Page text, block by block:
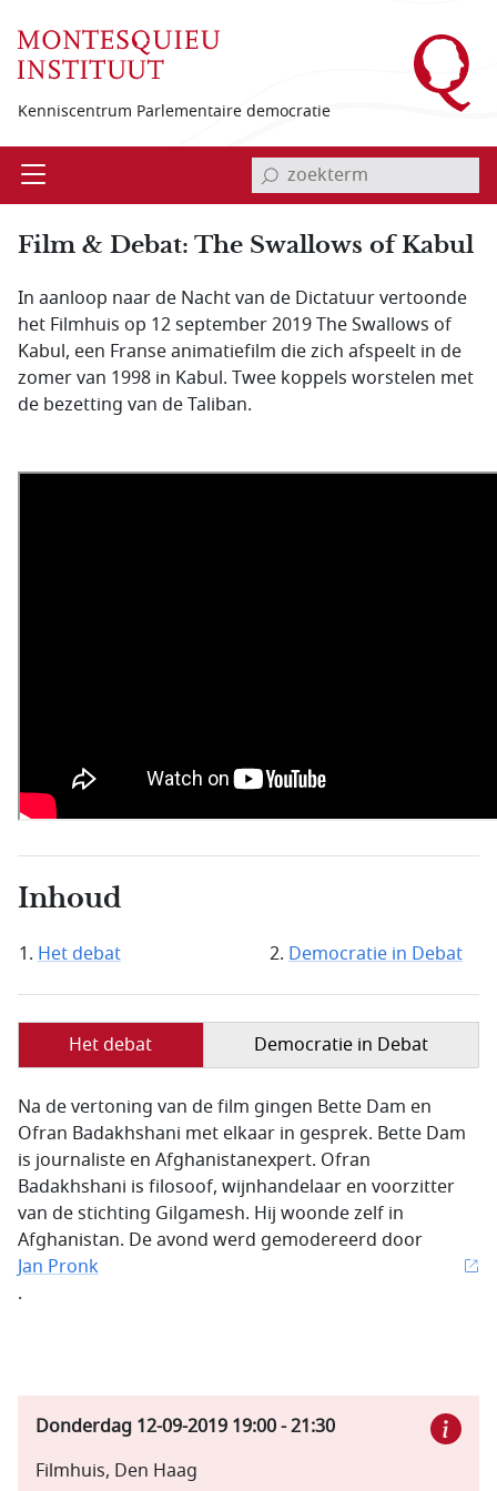
Kenniscentrum Parlementaire democratie
Open invoerveld zoekterm
Film & Debat: The Swallows of Kabul
In aanloop naar de Nacht van de Dictatuur vertoonde
het Filmhuis op 12 september 2019 The Swallows of
Kabul, een Franse animatiefilm die zich afspeelt in de
zomer van 1998 in Kabul. Twee koppels worstelen met
de bezetting van de Taliban.
Inhoud
Het debat Democratie in Debat
Het debat Democratie in Debat
Na de vertoning van de film gingen Bette Dam en
Ofran Badakhshani met elkaar in gesprek. Bette Dam
is journaliste en Afghanistanexpert. Ofran
Badakhshani is filosoof, wijnhandelaar en voorzitter
van de stichting Gilgamesh. Hij woonde zelf in
Afghanistan. De avond werd gemodereerd door
Jan Pronk
.
Donderdag 12-09-2019 19:00-21:30
Filmhuis, Den Haag